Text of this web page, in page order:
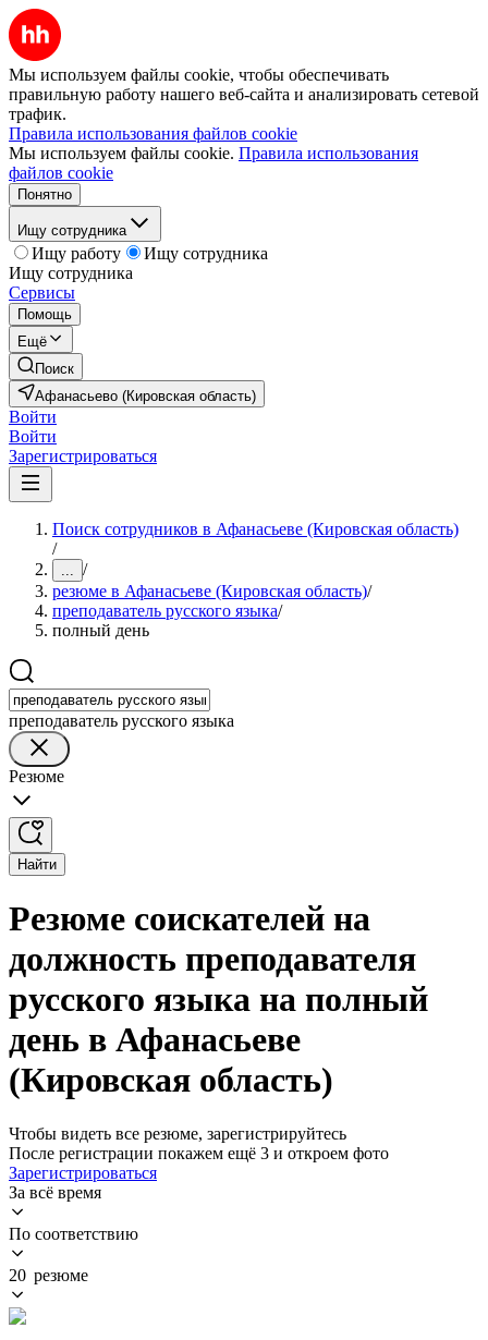
Мы используем файлы cookie, чтобы обеспечивать
правильную работу нашего веб-сайта и анализировать сетевой
трафик.
Правила использования файлов cookie
Мы используем файлы cookie. Правила использования
файлов cookie
Понятно
Ищу сотрудника
Ищу работу
Ищу сотрудника
Ищу сотрудника
Сервисы
Помощь
Ещё
Поиск
Афанасьево (Кировская область)
Войти
Войти
Зарегистрироваться
Поиск сотрудников в Афанасьеве (Кировская область)
/
... /
резюме в Афанасьеве (Кировская область)/
преподаватель русского языка/
полный день
преподаватель русского языка
Резюме
Найти
Резюме соискателей на
должность преподавателя
русского языка на полный
день в Афанасьеве
(Кировская область)
Чтобы видеть все резюме, зарегистрируйтесь
После регистрации покажем ещё 3 и откроем фото
Зарегистрироваться
За всё время
По соответствию
20 резюме